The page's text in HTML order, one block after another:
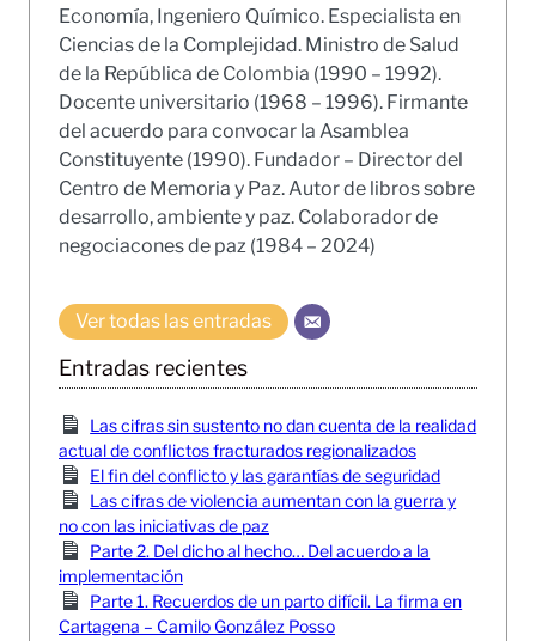
Economía, Ingeniero Químico. Especialista en
Ciencias de la Complejidad. Ministro de Salud
de la República de Colombia (1990 – 1992).
Docente universitario (1968 – 1996). Firmante
del acuerdo para convocar la Asamblea
Constituyente (1990). Fundador – Director del
Centro de Memoria y Paz. Autor de libros sobre
desarrollo, ambiente y paz. Colaborador de
negociacones de paz (1984 – 2024)
Ver todas las entradas
Entradas recientes
Las cifras sin sustento no dan cuenta de la realidad
actual de conflictos fracturados regionalizados
El fin del conflicto y las garantías de seguridad
Las cifras de violencia aumentan con la guerra y
no con las iniciativas de paz
Parte 2. Del dicho al hecho… Del acuerdo a la
implementación
Parte 1. Recuerdos de un parto difícil. La firma en
Cartagena – Camilo González Posso